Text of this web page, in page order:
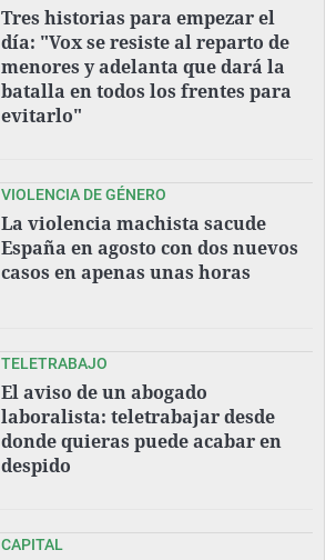
Tres historias para empezar el
día: "Vox se resiste al reparto de
menores y adelanta que dará la
batalla en todos los frentes para
evitarlo"
VIOLENCIA DE GÉNERO
La violencia machista sacude
España en agosto con dos nuevos
casos en apenas unas horas
TELETRABAJO
El aviso de un abogado
laboralista: teletrabajar desde
donde quieras puede acabar en
despido
CAPITAL